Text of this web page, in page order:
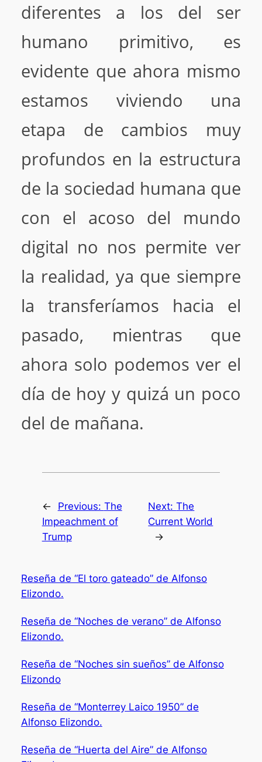
diferentes a los del ser
humano primitivo, es
evidente que ahora mismo
estamos viviendo una
etapa de cambios muy
profundos en la estructura
de la sociedad humana que
con el acoso del mundo
digital no nos permite ver
la realidad, ya que siempre
la transferíamos hacia el
pasado, mientras que
ahora solo podemos ver el
día de hoy y quizá un poco
del de mañana.
← Previous: The
Impeachment of
Trump
Next:The
Current World
→
Reseña de “El toro gateado” de Alfonso
Elizondo.
Reseña de “Noches de verano” de Alfonso
Elizondo.
Reseña de “Noches sin sueños” de Alfonso
Elizondo
Reseña de “Monterrey Laico 1950” de
Alfonso Elizondo.
Reseña de “Huerta del Aire” de Alfonso